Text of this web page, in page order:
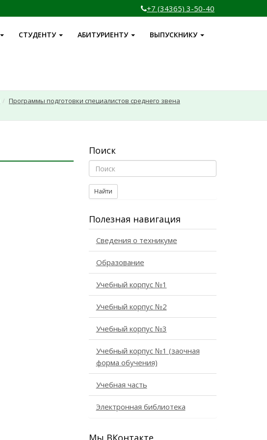
+7 (34365) 3-50-40
СТУДЕНТУ АБИТУРИЕНТУ ВЫПУСКНИКУ
Программы подготовки специалистов среднего звена
Поиск
Найти
Полезная навигация
Сведения о техникуме
Образование
Учебный корпус №1
Учебный корпус №2
Учебный корпус №3
Учебный корпус №1 (заочная
форма обучения)
Учебная часть
Электронная библиотека
Мы ВКонтакте